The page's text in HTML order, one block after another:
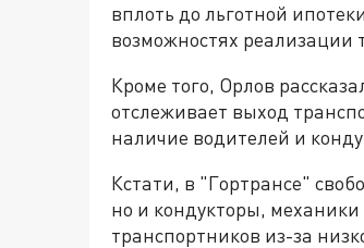
вплоть до льготной
возможностях реализации
Кроме того, Орлов
отслеживает выход
наличие водителей и
Кстати, в "Гортрансе"
но и кондукторы,
транспортников из-за